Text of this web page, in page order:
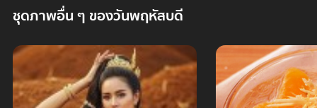
ชุดภาพอื่น ๆ ของวันพฤหัสบดี